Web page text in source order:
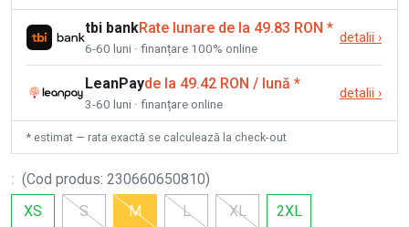
tbi bankRate lunare de la 49.83 RON *
6-60 luni · finanțare 100% online
detalii ›
LeanPayde la 49.42 RON / lună *
3-60 luni · finanțare online
detalii ›
* estimat — rata exactă se calculează la check-out
: (Cod produs: 230660650810)
XS
S M L XL 2XL